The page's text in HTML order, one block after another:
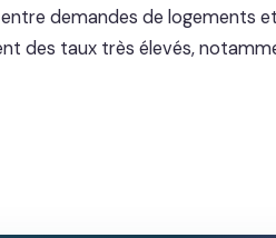
demandes de logements
des taux très élevés,